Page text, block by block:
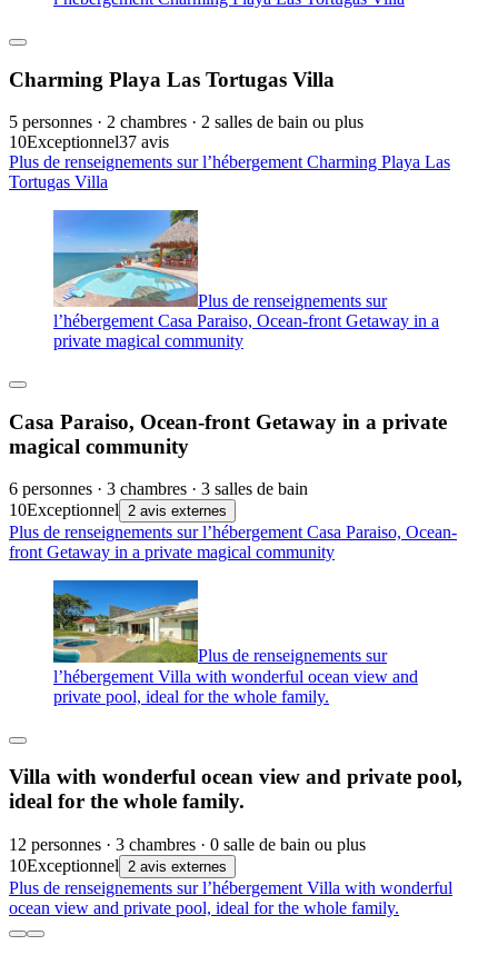
Charming Playa Las Tortugas Villa
5 personnes · 2 chambres · 2 salles de bain ou plus
10Exceptionnel37 avis
Plus de renseignements sur l’hébergement Charming Playa Las
Tortugas Villa
Plus de renseignements sur
l’hébergement Casa Paraiso, Ocean-front Getaway in a
private magical community
Casa Paraiso, Ocean-front Getaway in a private
magical community
6 personnes · 3 chambres · 3 salles de bain
10Exceptionnel 2 avis externes
Plus de renseignements sur l’hébergement Casa Paraiso, Ocean-
front Getaway in a private magical community
Plus de renseignements sur
l’hébergement Villa with wonderful ocean view and
private pool, ideal for the whole family.
Villa with wonderful ocean view and private pool,
ideal for the whole family.
12 personnes · 3 chambres · 0 salle de bain ou plus
10Exceptionnel 2 avis externes
Plus de renseignements sur l’hébergement Villa with wonderful
ocean view and private pool, ideal for the whole family.